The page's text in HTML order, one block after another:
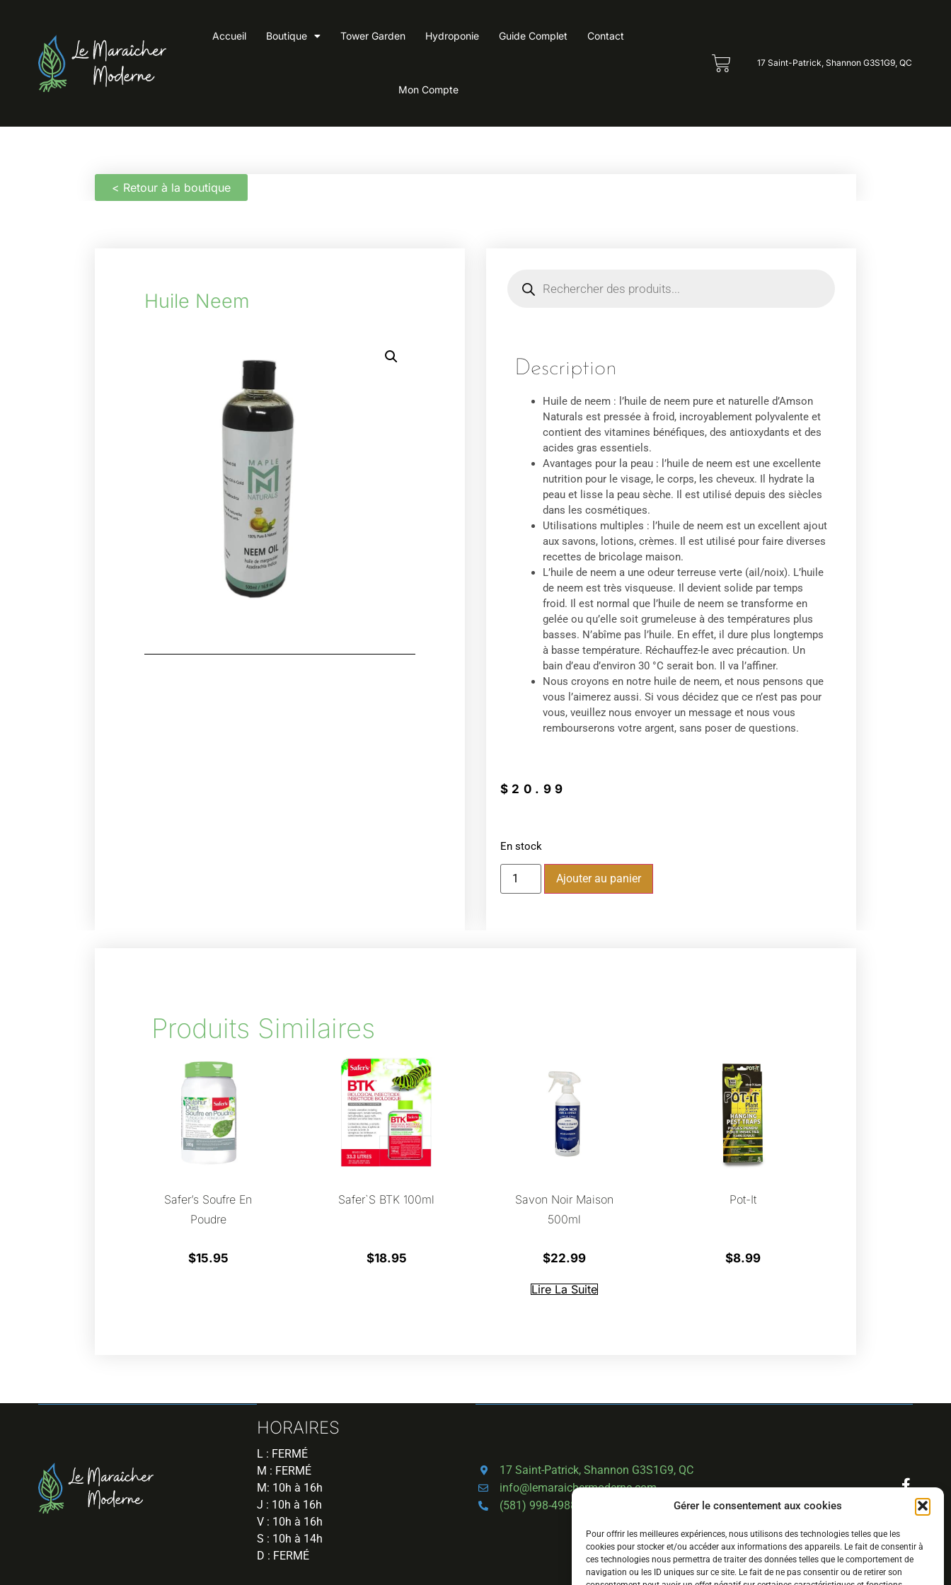
Gérer le consentement aux cookies
Pour offrir les meilleures expériences, nous utilisons des technologies telles que les
cookies pour stocker et/ou accéder aux informations des appareils. Le fait de consentir à
ces technologies nous permettra de traiter des données telles que le comportement de
navigation ou les ID uniques sur ce site. Le fait de ne pas consentir ou de retirer son
Accueil Boutique Tower Garden Hydroponie Guide Complet Contact
Mon Compte
17 Saint-Patrick, Shannon G3S1G9, QC
< Retour à la boutique
Huile Neem
Description
Huile de neem : l’huile de neem pure et naturelle d’Amson
Naturals est pressée à froid, incroyablement polyvalente et
contient des vitamines bénéfiques, des antioxydants et des
acides gras essentiels.
Avantages pour la peau : l’huile de neem est une excellente
nutrition pour le visage, le corps, les cheveux. Il hydrate la
peau et lisse la peau sèche. Il est utilisé depuis des siècles
dans les cosmétiques.
Utilisations multiples : l’huile de neem est un excellent ajout
aux savons, lotions, crèmes. Il est utilisé pour faire diverses
recettes de bricolage maison.
L’huile de neem a une odeur terreuse verte (ail/noix). L’huile
de neem est très visqueuse. Il devient solide par temps
froid. Il est normal que l’huile de neem se transforme en
gelée ou qu’elle soit grumeleuse à des températures plus
basses. N’abîme pas l’huile. En effet, il dure plus longtemps
à basse température. Réchauffez-le avec précaution. Un
bain d’eau d’environ 30 °C serait bon. Il va l’affiner.
Nous croyons en notre huile de neem, et nous pensons que
vous l’aimerez aussi. Si vous décidez que ce n’est pas pour
vous, veuillez nous envoyer un message et nous vous
rembourserons votre argent, sans poser de questions.
$ 20.99
En stock
Ajouter au panier
Produits Similaires
Safer’s Soufre En
Poudre
$15.95
Safer`s BTK 100ml
$18.95
Savon Noir Maison
500ml
$22.99
Lire La Suite
Pot-It
$8.99
HORAIRES
L : FERMÉ
M : FERMÉ
M: 10h à 16h
J : 10h à 16h
V : 10h à 16h
S : 10h à 14h
D : FERMÉ
17 Saint-Patrick, Shannon G3S1G9, QC
info@lemaraichermoderne.com
(581) 998-4988